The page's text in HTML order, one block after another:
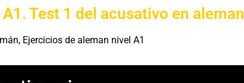
Test 1 del acusativo en aleman
, Ejercicios de aleman nivel A1